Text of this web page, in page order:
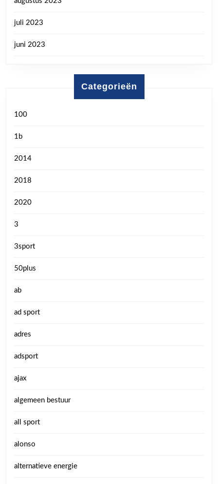
juli 2023
juni 2023
Categorieën
100
1b
2014
2018
2020
3
3sport
50plus
ab
ad sport
adres
adsport
ajax
algemeen bestuur
all sport
alonso
alternatieve energie